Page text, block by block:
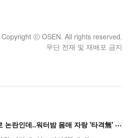
Copyright ⓒ OSEN. All rights reserved.
무단 전재 및 재배포 금지
비
비, 성행위 연상 안무로 논란인데..워터밤 몸매 자랑 '타격無' 근황